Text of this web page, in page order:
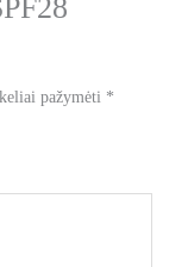
pažymėti *